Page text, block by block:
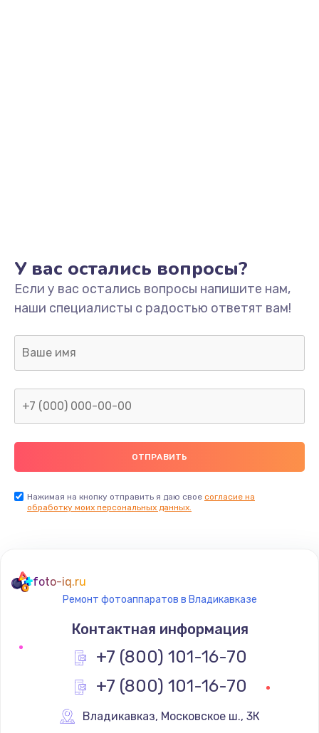
У вас остались вопросы?
Если у вас остались вопросы напишите нам,
наши специалисты с радостью ответят вам!
Нажимая на кнопку отправить я даю свое согласие на
обработку моих персональных данных.
foto-iq.ru
Ремонт фотоаппаратов в Владикавказе
Контактная информация
+7 (800) 101-16-70
+7 (800) 101-16-70
Владикавказ, Московское ш., 3К